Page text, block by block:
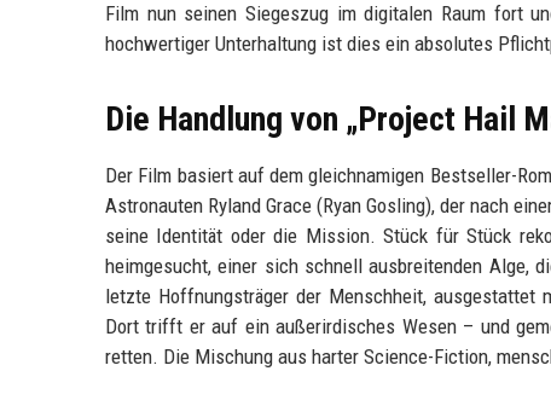
Film nun seinen Siegeszug im digitalen Raum fort
hochwertiger Unterhaltung ist dies ein absolutes
Die Handlung von „Project Hail
Der Film basiert auf dem gleichnamigen Bestseller-
Astronauten Ryland Grace (Ryan Gosling), der nach
seine Identität oder die Mission. Stück für Stück
heimgesucht, einer sich schnell ausbreitenden Alge,
letzte Hoffnungsträger der Menschheit, ausgestattet
Dort trifft er auf ein außerirdisches Wesen – und
retten. Die Mischung aus harter Science-Fiction,